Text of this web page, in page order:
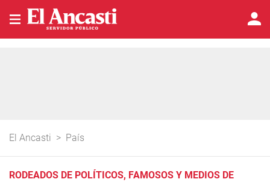
El Ancasti > País
RODEADOS DE POLÍTICOS, FAMOSOS Y MEDIOS DE